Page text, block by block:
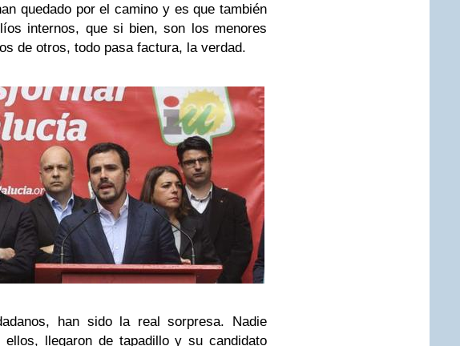
quedado por el camino y es que también
internos, que si bien, son los menores
de otros, todo pasa factura, la verdad.
han sido la real sorpresa. Nadie
ellos, llegaron de tapadillo y su candidato